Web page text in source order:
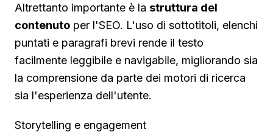
Altrettanto importante è la struttura del
contenuto per l'SEO. L'uso di sottotitoli, elenchi
puntati e paragrafi brevi rende il testo
facilmente leggibile e navigabile, migliorando sia
la comprensione da parte dei motori di ricerca
sia l'esperienza dell'utente.
Storytelling e engagement